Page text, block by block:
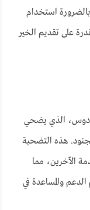
استخدام
على تقديم الخير
دوس، الذي يضحي
هذه التضحية
الآخرين، مما
والمساعدة في